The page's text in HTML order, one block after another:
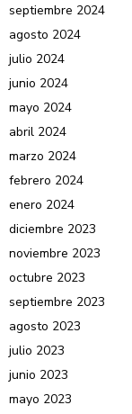
septiembre 2024
agosto 2024
julio 2024
junio 2024
mayo 2024
abril 2024
marzo 2024
febrero 2024
enero 2024
diciembre 2023
noviembre 2023
octubre 2023
septiembre 2023
agosto 2023
julio 2023
junio 2023
mayo 2023